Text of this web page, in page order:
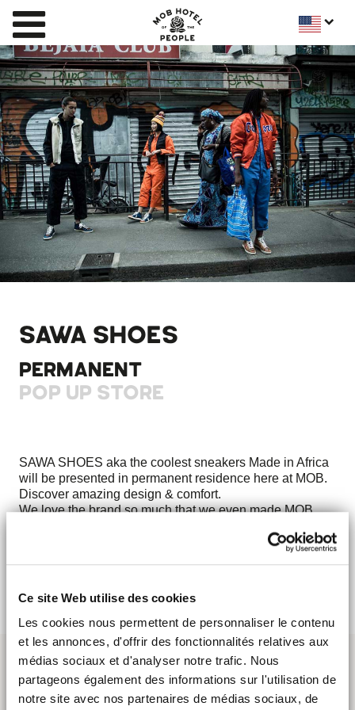
Ce site Web utilise des cookies
Les cookies nous permettent de personnaliser le contenu
et les annonces, d'offrir des fonctionnalités relatives aux
médias sociaux et d'analyser notre trafic. Nous
partageons également des informations sur l'utilisation de
notre site avec nos partenaires de médias sociaux, de
SAWA SHOES
PERMANENT
POP UP STORE
SAWA SHOES aka the coolest sneakers Made in Africa
will be presented in permanent residence here at MOB.
Discover amazing design & comfort.
We love the brand so much that we even made MOB
DISCOVER